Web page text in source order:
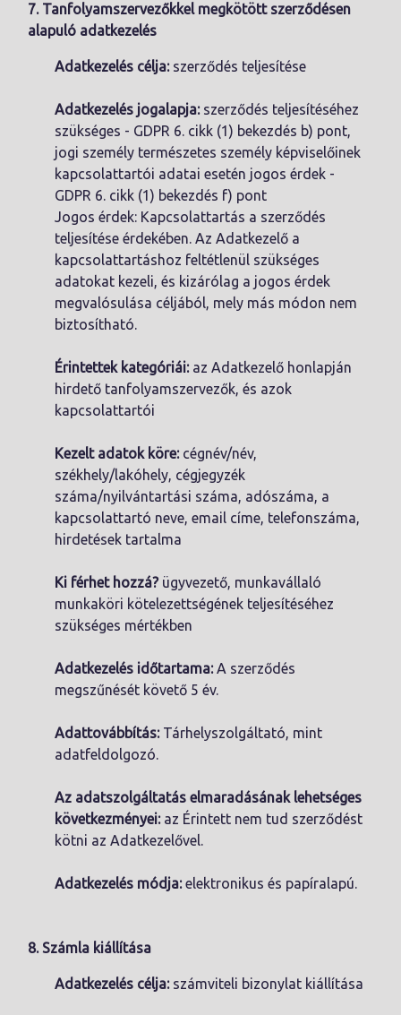
7. Tanfolyamszervezőkkel megkötött szerződésen
alapuló adatkezelés
Adatkezelés célja: szerződés teljesítése
Adatkezelés jogalapja:szerződés teljesítéséhez
szükséges - GDPR 6. cikk (1) bekezdés b) pont,
jogi személy természetes személy képviselőinek
kapcsolattartói adatai esetén jogos érdek -
GDPR 6. cikk (1) bekezdés f) pont
Jogos érdek: Kapcsolattartás a szerződés
teljesítése érdekében. Az Adatkezelő a
kapcsolattartáshoz feltétlenül szükséges
adatokat kezeli, és kizárólag a jogos érdek
megvalósulása céljából, mely más módon nem
biztosítható.
Érintettek kategóriái: az Adatkezelő honlapján
hirdető tanfolyamszervezők, és azok
kapcsolattartói
Kezelt adatok köre:cégnév/név,
székhely/lakóhely, cégjegyzék
száma/nyilvántartási száma, adószáma, a
kapcsolattartó neve, email címe, telefonszáma,
hirdetések tartalma
Ki férhet hozzá? ügyvezető, munkavállaló
munkaköri kötelezettségének teljesítéséhez
szükséges mértékben
Adatkezelés időtartama:A szerződés
megszűnését követő 5 év.
Adattovábbítás: Tárhelyszolgáltató, mint
adatfeldolgozó.
Az adatszolgáltatás elmaradásának lehetséges
következményei: az Érintett nem tud szerződést
kötni az Adatkezelővel.
Adatkezelés módja:elektronikus és papíralapú.
8. Számla kiállítása
Adatkezelés célja: számviteli bizonylat kiállítása